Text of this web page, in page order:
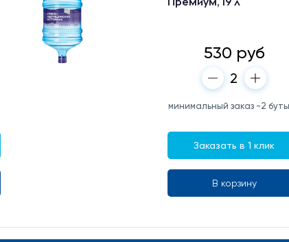
530 руб
минимальный заказ -2
Заказать в 1 клик
В корзину